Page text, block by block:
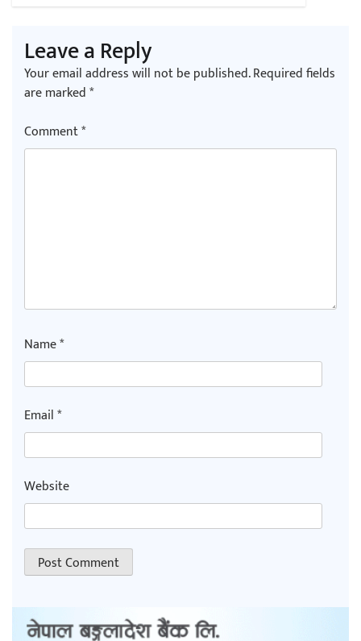
Leave a Reply
Your email address will not be published.Required fields
are marked*
Comment*
Name*
Email*
Website